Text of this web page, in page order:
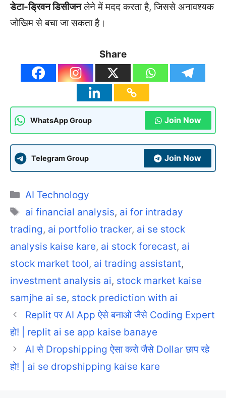
डेटा-ड्रिवन डिसीजनलेने में मदद करता है, जिससे अनावश्यक
जोखिम से बचा जा सकता है।
Share
WhatsApp Group Join Now
Telegram Group Join Now
Categories
AI Technology
Tags
ai financial analysis, ai for intraday
trading, ai portfolio tracker, ai se stock
analysis kaise kare, ai stock forecast, ai
stock market tool, ai trading assistant,
investment analysis ai, stock market kaise
samjhe ai se, stock prediction with ai
Replit पर AI App ऐसे बनाओ जैसे Coding Expert
हो! | replit ai se app kaise banaye
AI से Dropshipping ऐसा करो जैसे Dollar छाप रहे
हो! | ai se dropshipping kaise kare